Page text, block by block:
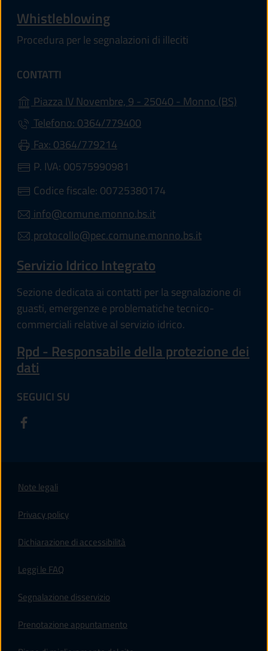
Whistleblowing
Procedura per le segnalazioni di illeciti
CONTATTI
Piazza IV Novembre, 9 - 25040 - Monno (BS)
Telefono: 0364/779400
Fax: 0364/779214
P. IVA: 00575990981
Codice fiscale: 00725380174
info@comune.monno.bs.it
protocollo@pec.comune.monno.bs.it
Servizio Idrico Integrato
Sezione dedicata ai contatti per la segnalazione di
guasti, emergenze e problematiche tecnico-
commerciali relative al servizio idrico.
Rpd - Responsabile della protezione dei
dati
SEGUICI SU
Note legali
Privacy policy
Dichiarazione di accessibilità
Leggi le FAQ
Segnalazione disservizio
Prenotazione appuntamento